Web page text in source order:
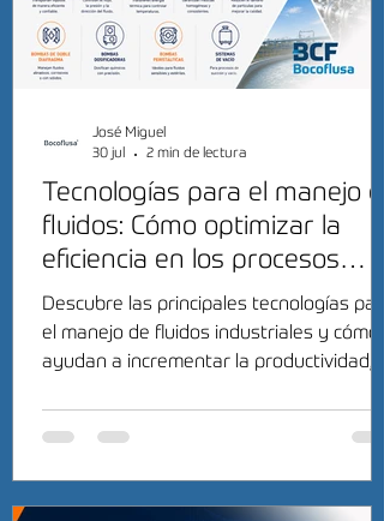
Tecnologías para el manejo de
fluidos: Cómo optimizar la
eficiencia en los procesos
industriales
Descubre las principales tecnologías para
el manejo de fluidos industriales y cómo
ayudan a incrementar la productividad,
José Miguel
30 jul
2 min de lectura